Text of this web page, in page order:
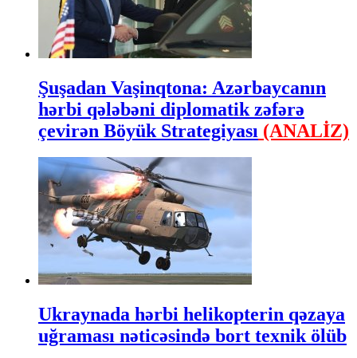
Şuşadan Vaşinqtona: Azərbaycanın
hərbi qələbəni diplomatik zəfərə
çevirən Böyük Strategiyası (ANALİZ)
Ukraynada hərbi helikopterin qəzaya
uğraması nəticəsində bort texnik ölüb